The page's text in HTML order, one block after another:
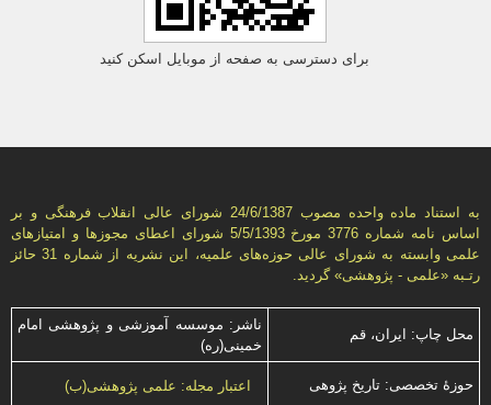
برای دسترسی به صفحه از موبایل اسکن کنید
به استناد ماده واحده مصوب 24/6/1387 شورای عالی انقلاب فرهنگی و بر
اساس نامه شماره 3776 مورخ 5/5/1393 شورای اعطای مجوزها و امتيازهای
علمی وابسته به شورای عالی حوزه‌های علميه، اين نشريه از شماره 31 حائز
رتـبه «علمی - پژوهشی» گرديد.
محل چاپ: ایران، قم
ناشر: موسسه آموزشی و پژوهشی امام
خمینی(ره)
حوزۀ تخصصی: تاریخ پژوهی اعتبار مجله: علمی پژوهشی(ب)